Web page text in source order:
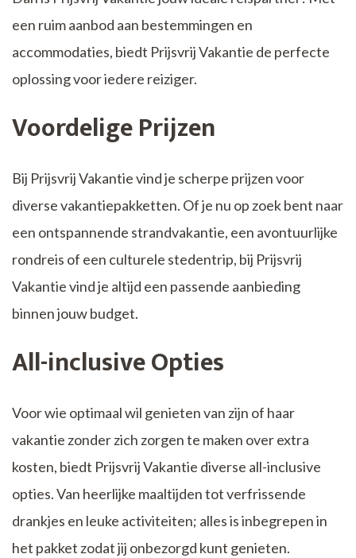
een ruim aanbod aan bestemmingen en
accommodaties, biedt Prijsvrij Vakantie de perfecte
oplossing voor iedere reiziger.
Voordelige Prijzen
Bij Prijsvrij Vakantie vind je scherpe prijzen voor
diverse vakantiepakketten. Of je nu op zoek bent naar
een ontspannende strandvakantie, een avontuurlijke
rondreis of een culturele stedentrip, bij Prijsvrij
Vakantie vind je altijd een passende aanbieding
binnen jouw budget.
All-inclusive Opties
Voor wie optimaal wil genieten van zijn of haar
vakantie zonder zich zorgen te maken over extra
kosten, biedt Prijsvrij Vakantie diverse all-inclusive
opties. Van heerlijke maaltijden tot verfrissende
drankjes en leuke activiteiten; alles is inbegrepen in
het pakket zodat jij onbezorgd kunt genieten.